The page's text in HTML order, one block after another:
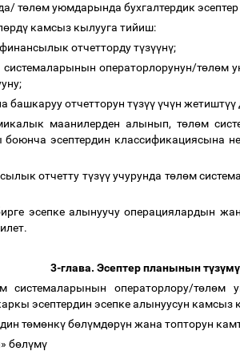
төлөм уюмдарында бухгалтердик
өрдү камсыз кылууга тийиш:
отчетторду түзүүнү;
системаларынын операторлорунун/төлөм
башкаруу отчетторун түзүүүчүн жетиштүү
маанилерден алынып, төлөм
эсептердин классификациясына
отчетту түзүүучурунда төлөм
эсепке алынуучу операциялардын
3-глава. Эсептер планынын түзүмү
системаларынын операторлору/төлөм
эсептердин эсепке алынуусун камсыз
төмөнкүбөлүмдөрүн жана топторун
бөлүмү